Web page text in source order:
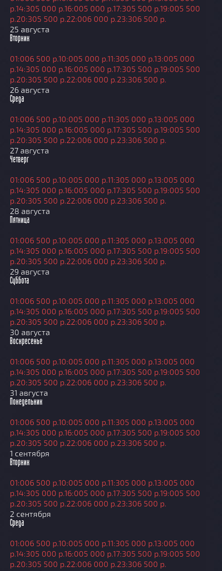
р.14:305 000 р.16:005 000 р.17:305 500 р.19:005 500
р.20:305 500 р.22:006 000 р.23:306 500 р.
25 августа
Вторник
01:006 500 р.10:005 000 р.11:305 000 р.13:005 000
р.14:305 000 р.16:005 000 р.17:305 500 р.19:005 500
р.20:305 500 р.22:006 000 р.23:306 500 р.
26 августа
Среда
01:006 500 р.10:005 000 р.11:305 000 р.13:005 000
р.14:305 000 р.16:005 000 р.17:305 500 р.19:005 500
р.20:305 500 р.22:006 000 р.23:306 500 р.
27 августа
Четверг
01:006 500 р.10:005 000 р.11:305 000 р.13:005 000
р.14:305 000 р.16:005 000 р.17:305 500 р.19:005 500
р.20:305 500 р.22:006 000 р.23:306 500 р.
28 августа
Пятница
01:006 500 р.10:005 000 р.11:305 000 р.13:005 000
р.14:305 000 р.16:005 000 р.17:305 500 р.19:005 500
р.20:305 500 р.22:006 000 р.23:306 500 р.
29 августа
Суббота
01:006 500 р.10:005 000 р.11:305 000 р.13:005 000
р.14:305 000 р.16:005 000 р.17:305 500 р.19:005 500
р.20:305 500 р.22:006 000 р.23:306 500 р.
30 августа
Воскресенье
01:006 500 р.10:005 000 р.11:305 000 р.13:005 000
р.14:305 000 р.16:005 000 р.17:305 500 р.19:005 500
р.20:305 500 р.22:006 000 р.23:306 500 р.
31 августа
Понедельник
01:006 500 р.10:005 000 р.11:305 000 р.13:005 000
р.14:305 000 р.16:005 000 р.17:305 500 р.19:005 500
р.20:305 500 р.22:006 000 р.23:306 500 р.
1 сентября
Вторник
01:006 500 р.10:005 000 р.11:305 000 р.13:005 000
р.14:305 000 р.16:005 000 р.17:305 500 р.19:005 500
р.20:305 500 р.22:006 000 р.23:306 500 р.
2 сентября
Среда
01:006 500 р.10:005 000 р.11:305 000 р.13:005 000
р.14:305 000 р.16:005 000 р.17:305 500 р.19:005 500
р.20:305 500 р.22:006 000 р.23:306 500 р.